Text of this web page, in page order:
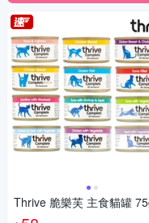
Thrive 脆樂芙 主食貓罐